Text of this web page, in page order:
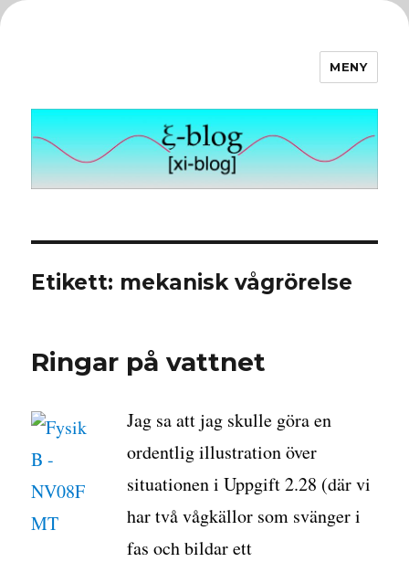
MENY
Etikett: mekanisk vågrörelse
Ringar på vattnet
Jag sa att jag skulle göra en
ordentlig illustration över
situationen i Uppgift 2.28 (där vi
har två vågkällor som svänger i
fas och bildar ett